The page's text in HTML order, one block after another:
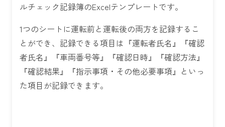
ルチェック記録簿のExcelテンプレートです。
1つのシートに運転前と運転後の両方を記録するこ
とができ、記録できる項目は『運転者氏名』『確認
者氏名』『車両番号等』『確認日時』『確認方法』
『確認結果』『指示事項・その他必要事項』といっ
た項目が記録できます。